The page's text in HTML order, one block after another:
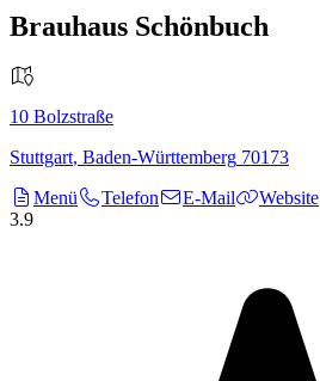
Brauhaus Schönbuch
10 Bolzstraße
Stuttgart, Baden-Württemberg 70173
Menü
Telefon E-Mail
Website
3.9